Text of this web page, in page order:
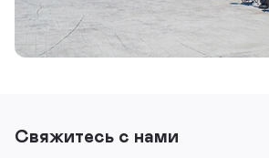
Свяжитесь с нами